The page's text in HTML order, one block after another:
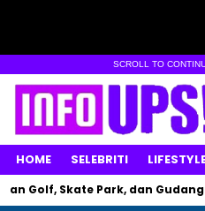
SCROLL TO
HOME SELEBRITI
Golf, Skate Park, dan Gudang